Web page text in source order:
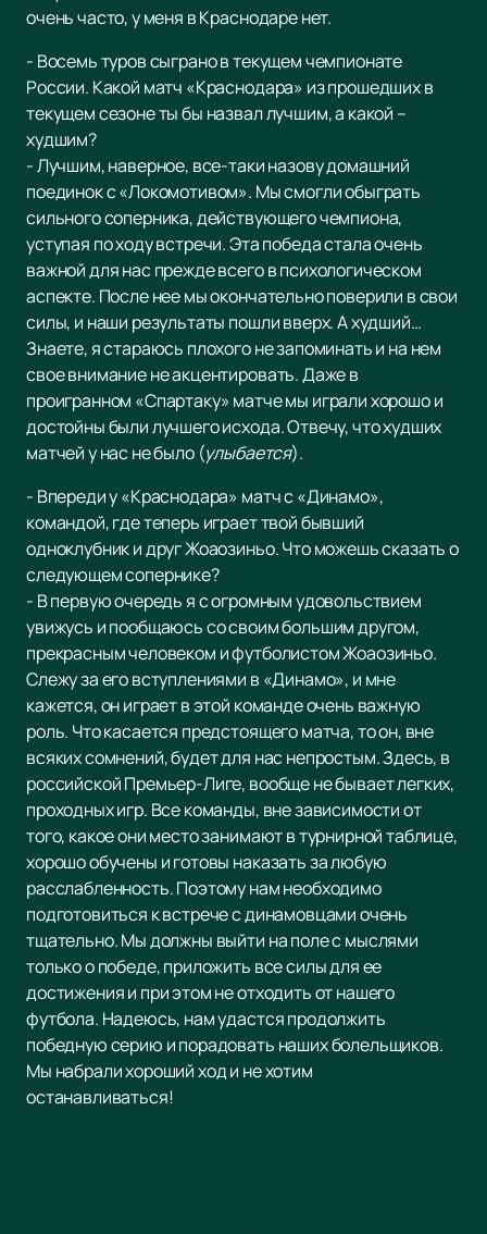
очень часто, у меня в Краснодаре нет.
- Восемь туров сыграно в текущем чемпионате
России. Какой матч «Краснодара» из прошедших в
текущем сезоне ты бы назвал лучшим, а какой –
худшим?
- Лучшим, наверное, все-таки назову домашний
поединок с «Локомотивом». Мы смогли обыграть
сильного соперника, действующего чемпиона,
уступая по ходу встречи. Эта победа стала очень
важной для нас прежде всего в психологическом
аспекте. После нее мы окончательно поверили в свои
силы, и наши результаты пошли вверх. А худший…
Знаете, я стараюсь плохого не запоминать и на нем
свое внимание не акцентировать. Даже в
проигранном «Спартаку» матче мы играли хорошо и
достойны были лучшего исхода. Отвечу, что худших
матчей у нас не было (улыбается).
- Впереди у «Краснодара» матч с «Динамо»,
командой, где теперь играет твой бывший
одноклубник и друг Жоаозиньо. Что можешь сказать о
следующем сопернике?
- В первую очередь я с огромным удовольствием
увижусь и пообщаюсь со своим большим другом,
прекрасным человеком и футболистом Жоаозиньо.
Слежу за его вступлениями в «Динамо», и мне
кажется, он играет в этой команде очень важную
роль. Что касается предстоящего матча, то он, вне
всяких сомнений, будет для нас непростым. Здесь, в
российской Премьер-Лиге, вообще не бывает легких,
проходных игр. Все команды, вне зависимости от
того, какое они место занимают в турнирной таблице,
хорошо обучены и готовы наказать за любую
расслабленность. Поэтому нам необходимо
подготовиться к встрече с динамовцами очень
тщательно. Мы должны выйти на поле с мыслями
только о победе, приложить все силы для ее
достижения и при этом не отходить от нашего
футбола. Надеюсь, нам удастся продолжить
победную серию и порадовать наших болельщиков.
Мы набрали хороший ход и не хотим
останавливаться!